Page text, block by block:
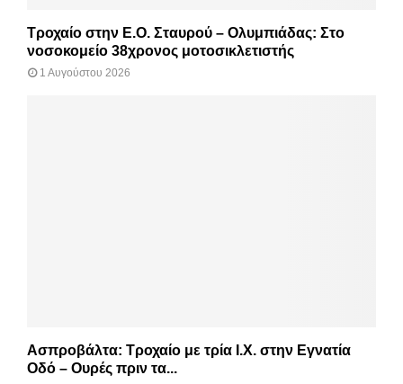
Τροχαίο στην Ε.Ο. Σταυρού – Ολυμπιάδας: Στο
νοσοκομείο 38χρονος μοτοσικλετιστής
1 Αυγούστου 2026
Ασπροβάλτα: Τροχαίο με τρία Ι.Χ. στην Εγνατία
Οδό – Ουρές πριν τα...